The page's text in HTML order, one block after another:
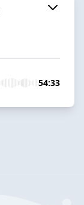
54:33